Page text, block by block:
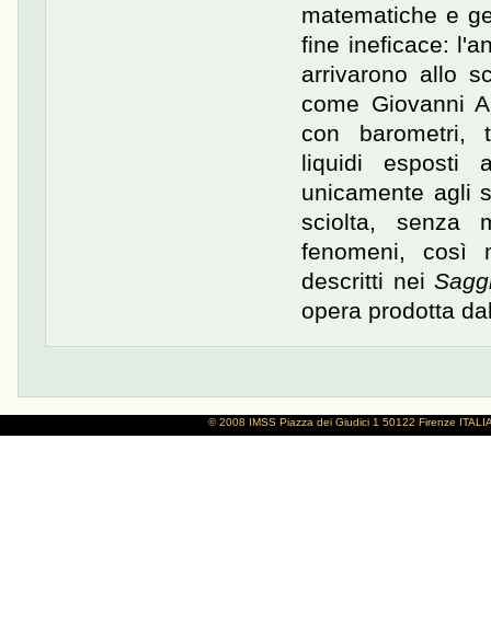
matematiche e
fine ineficace:
arrivarono allo
come Giovanni
con barometri,
liquidi esposti
unicamente agli
sciolta, senza
fenomeni, così
descritti nei
opera prodotta
© 2008 IMSS Piazza dei Giudici 1 50122 Firenze